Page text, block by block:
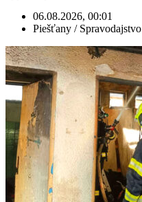
06.08.2026, 00:01
Piešťany / Spravodajstvo